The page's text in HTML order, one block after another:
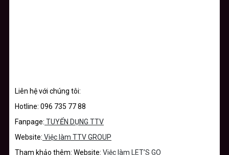
Liên hệ với chúng tôi:
Hotline: 096 735 77 88
Fanpage: TUYỂN DỤNG TTV
Website: Việc làm TTV GROUP
Tham khảo thêm: Website: Việc làm LET’S GO